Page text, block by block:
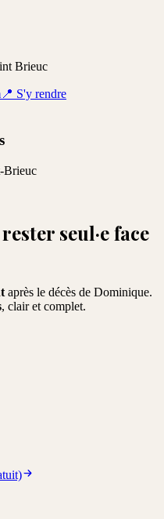
Brieuc
📍 S'y rendre
Brieuc
seul·e face
après le décès de Dominique.
, clair et complet.